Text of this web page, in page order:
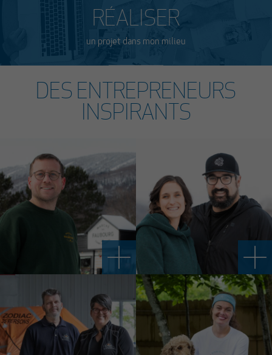
RÉALISER
un projet dans mon milieu
DES ENTREPRENEURS
INSPIRANTS